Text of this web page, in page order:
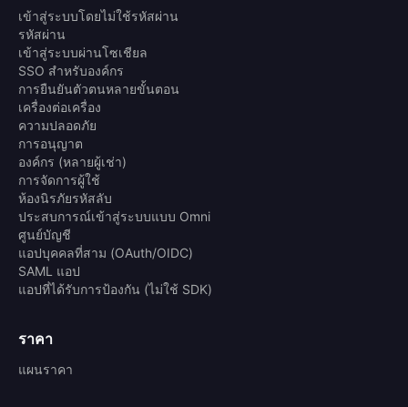
เข้าสู่ระบบโดยไม่ใช้รหัสผ่าน
รหัสผ่าน
เข้าสู่ระบบผ่านโซเชียล
SSO สำหรับองค์กร
การยืนยันตัวตนหลายขั้นตอน
เครื่องต่อเครื่อง
ความปลอดภัย
การอนุญาต
องค์กร (หลายผู้เช่า)
การจัดการผู้ใช้
ห้องนิรภัยรหัสลับ
ประสบการณ์เข้าสู่ระบบแบบ Omni
ศูนย์บัญชี
แอปบุคคลที่สาม (OAuth/OIDC)
SAML แอป
แอปที่ได้รับการป้องกัน (ไม่ใช้ SDK)
ราคา
แผนราคา